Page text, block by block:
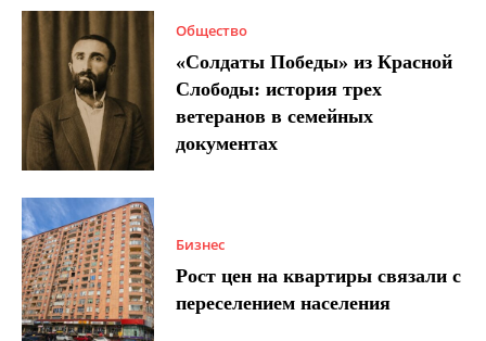
Общество
«Солдаты Победы» из Красной
Слободы: история трех
ветеранов в семейных
документах
Бизнес
Рост цен на квартиры связали с
переселением населения